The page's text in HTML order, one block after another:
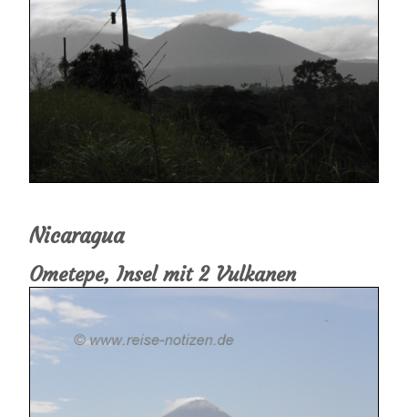
Nicaragua
Ometepe, Insel mit 2 Vulkanen